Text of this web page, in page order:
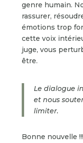
genre humain.
rassurer,
émotions trop
cette voix
juge, vous
être.
Le dialogue
et nous
limiter.
Bonne nouvelle